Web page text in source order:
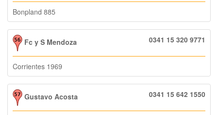
Bonpland 885
Fc y S Mendoza 0341 15 320 9771
Corrientes 1969
Gustavo Acosta 0341 15 642 1550